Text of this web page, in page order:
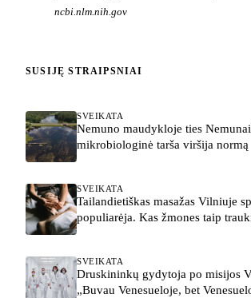
ncbi.nlm.nih.gov
SUSIJĘ STRAIPSNIAI
SVEIKATA
Nemuno maudykloje ties
mikrobiologinė tarša viršija normą
SVEIKATA
Tailandietiškas masažas Vilniuje
populiarėja. Kas žmones taip
SVEIKATA
Druskininkų gydytoja po misijos
„Buvau Venesueloje, bet